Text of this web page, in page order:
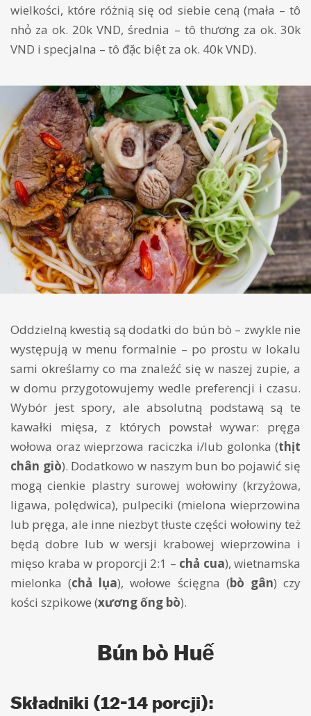
wielkości, które różnią się od siebie ceną (mała – tô
nhỏ za ok. 20k VND, średnia – tô thương za ok. 30k
VND i specjalna – tô đặc biệt za ok. 40k VND).
Oddzielną kwestią są dodatki do bún bò – zwykle nie
występują w menu formalnie – po prostu w lokalu
sami określamy co ma znaleźć się w naszej zupie, a
w domu przygotowujemy wedle preferencji i czasu.
Wybór jest spory, ale absolutną podstawą są te
kawałki mięsa, z których powstał wywar: pręga
wołowa oraz wieprzowa raciczka i/lub golonka (thịt
chân giò). Dodatkowo w naszym bun bo pojawić się
mogą cienkie plastry surowej wołowiny (krzyżowa,
ligawa, polędwica), pulpeciki (mielona wieprzowina
lub pręga, ale inne niezbyt tłuste części wołowiny też
będą dobre lub w wersji krabowej wieprzowina i
mięso kraba w proporcji 2:1 – chả cua), wietnamska
mielonka (chả lụa), wołowe ścięgna (bò gân) czy
kości szpikowe (xương ống bò).
Bún bò Huế
Składniki (12-14 porcji):